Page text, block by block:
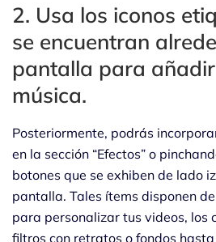
2. Usa los iconos
se encuentran
pantalla para
música.
Posteriormente, podrás
en la sección “Efectos” o
botones que se exhiben de lado
pantalla. Tales ítems disponen
para personalizar tus videos, los
filtros con retratos o fondos